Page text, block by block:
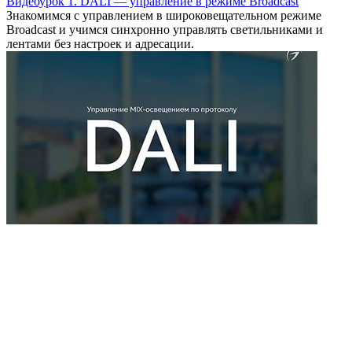
Знакомимся с управлением в широковещательном режиме
Broadcast и учимся синхронно управлять светильниками и
лентами без настроек и адресации.